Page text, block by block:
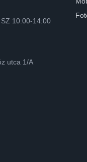
10:00-14:00
utca 1/A